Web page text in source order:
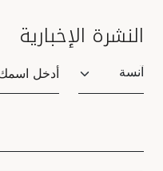
النشرة الإخبارية
Salutation